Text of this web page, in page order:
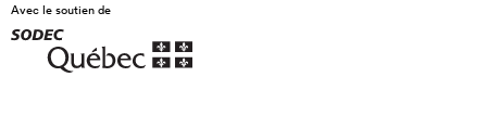
Avec le soutien de